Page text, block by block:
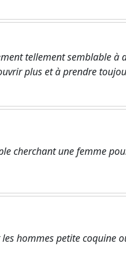
tellement semblable à
plus et à prendre
cherchant une femme
les hommes petite coquine